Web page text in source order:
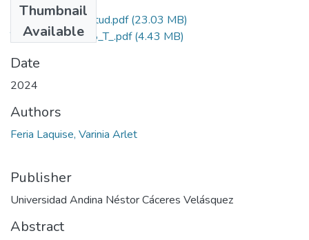
Thumbnail
Available
Grado de Similitud.pdf(23.03 MB)
T036_76540518_T_.pdf(4.43 MB)
Date
2024
Authors
Feria Laquise, Varinia Arlet
Publisher
Universidad Andina Néstor Cáceres Velásquez
Abstract